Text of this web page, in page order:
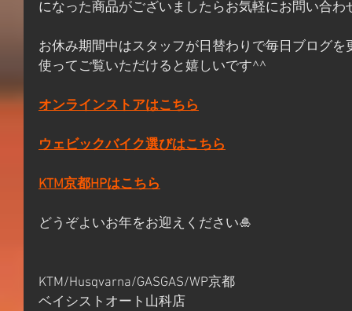
になった商品がございましたらお気軽にお問い合わ
お休み期間中はスタッフが日替わりで毎日ブログ
使ってご覧いただけると嬉しいです^^
オンラインストアはこちら
ウェビックバイク選びはこちら
KTM京都HPはこちら
どうぞよいお年をお迎えください🎍
KTM/Husqvarna/GASGAS/WP京都
ベイシストオート山科店